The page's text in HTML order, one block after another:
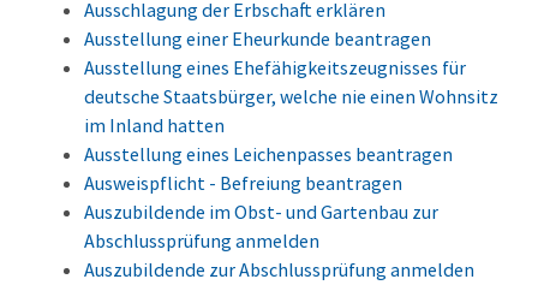
Ausschlagung der Erbschaft erklären
Ausstellung einer Eheurkunde beantragen
Ausstellung eines Ehefähigkeitszeugnisses für
deutsche Staatsbürger, welche nie einen Wohnsitz
im Inland hatten
Ausstellung eines Leichenpasses beantragen
Ausweispflicht - Befreiung beantragen
Auszubildende im Obst- und Gartenbau zur
Abschlussprüfung anmelden
Auszubildende zur Abschlussprüfung anmelden